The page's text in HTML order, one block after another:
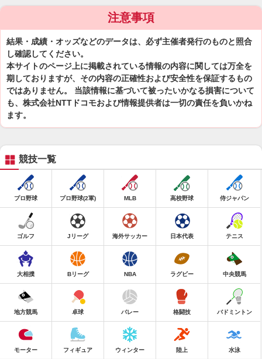
注意事項
結果・成績・オッズなどのデータは、必ず主催者発行のものと照合
し確認してください。
本サイトのページ上に掲載されている情報の内容に関しては万全を
期しておりますが、その内容の正確性および安全性を保証するもの
ではありません。 当該情報に基づいて被ったいかなる損害について
も、株式会社NTTドコモおよび情報提供者は一切の責任を負いかね
ます。
競技一覧
プロ野球 プロ野球(2軍) MLB 高校野球 侍ジャパン
ゴルフ Jリーグ 海外サッカー 日本代表 テニス
大相撲 Bリーグ NBA ラグビー 中央競馬
地方競馬 卓球 バレー 格闘技 バドミントン
モーター フィギュア ウィンター 陸上 水泳